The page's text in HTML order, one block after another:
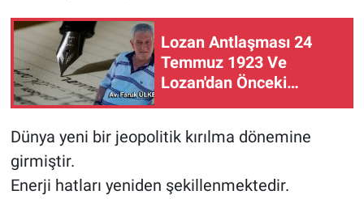
Lozan Antlaşması 24
Temmuz 1923 Ve
Lozan'dan Önceki
Dünya yeni bir jeopolitik kırılma dönemine
girmiştir.
Enerji hatları yeniden şekillenmektedir.